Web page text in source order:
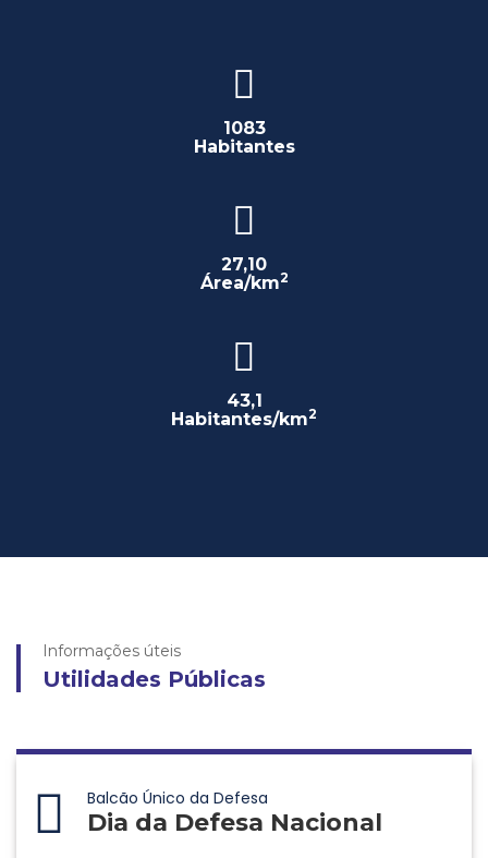
1083
Habitantes
27,10
Área/km2
43,1
Habitantes/km2
Informações úteis
Utilidades Públicas
Balcão Único da Defesa
Dia da Defesa Nacional